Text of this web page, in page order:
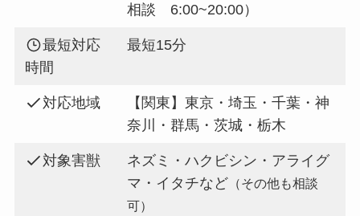
相談 6:00~20:00）
最短対応
時間
最短15分
対応地域
【関東】東京・埼玉・千葉・神
奈川・群馬・茨城・栃木
対象害獣
ネズミ・ハクビシン・アライグ
マ・イタチなど （その他も相談
可）